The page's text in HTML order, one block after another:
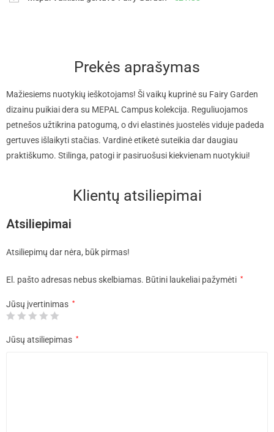
Prekės aprašymas
Mažiesiems nuotykių ieškotojams! Ši vaikų kuprinė su Fairy Garden
dizainu puikiai dera su MEPAL Campus kolekcija. Reguliuojamos
petnešos užtikrina patogumą, o dvi elastinės juostelės viduje padeda
gertuves išlaikyti stačias. Vardinė etiketė suteikia dar daugiau
praktiškumo. Stilinga, patogi ir pasiruošusi kiekvienam nuotykiui!
Klientų atsiliepimai
Atsiliepimai
Atsiliepimų dar nėra, būk pirmas!
El. pašto adresas nebus skelbiamas. Būtini laukeliai pažymėti *
Jūsų įvertinimas *
Jūsų atsiliepimas *